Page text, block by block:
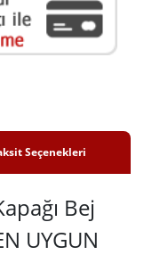
Seçenekleri
Bej
UYGUN